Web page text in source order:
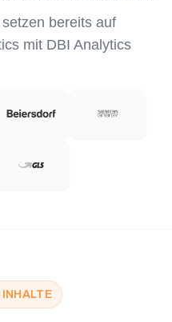
bereits auf
mit DBI Analytics